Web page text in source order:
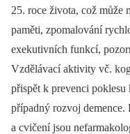
25. roce života, což může
paměti, zpomalování
exekutivních funkcí,
Vzdělávací aktivity vč.
přispět k prevenci
případný rozvoj
a cvičení jsou